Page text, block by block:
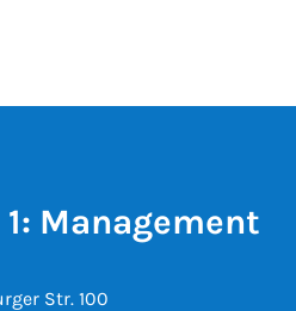
Management
Str. 100